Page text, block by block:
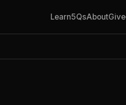
Learn5QsAboutGive